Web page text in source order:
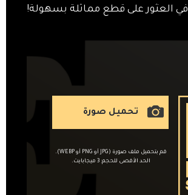
العثور على قطع مماثلة بسهولة!
تحميل صورة
قم بتحميل ملف صورة (JPG أو PNG أو WEBP).
الحد الأقصى للحجم: 3 ميجابايت.